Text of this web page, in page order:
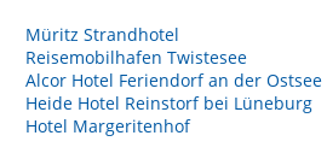
Müritz Strandhotel
Reisemobilhafen Twistesee
Alcor Hotel Feriendorf an der Ostsee
Heide Hotel Reinstorf bei Lüneburg
Hotel Margeritenhof